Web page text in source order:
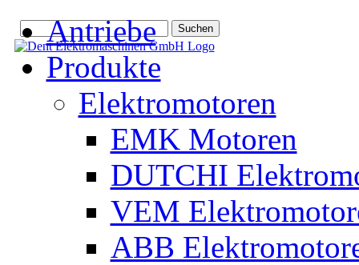
Antriebe
Produkte
Elektromotoren
EMK Motoren
DUTCHI
VEM
ABB